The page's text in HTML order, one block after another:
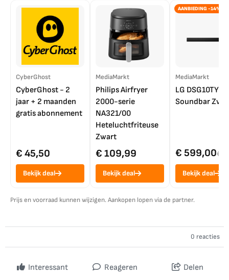
CyberGhost
CyberGhost - 2
jaar + 2 maanden
gratis abonnement
€ 45,50
Bekijk deal
MediaMarkt
Philips Airfryer
2000-serie
NA321/00
Heteluchtfriteuse
Zwart
€ 109,99
Bekijk deal
AANBIEDING -14%
MediaMarkt
LG DSG10TY
Soundbar
€ 599,00€
Bekijk deal
Prijs en voorraad kunnen wijzigen. Aankopen lopen via de partner.
0 reacties
Interessant Reageren Delen